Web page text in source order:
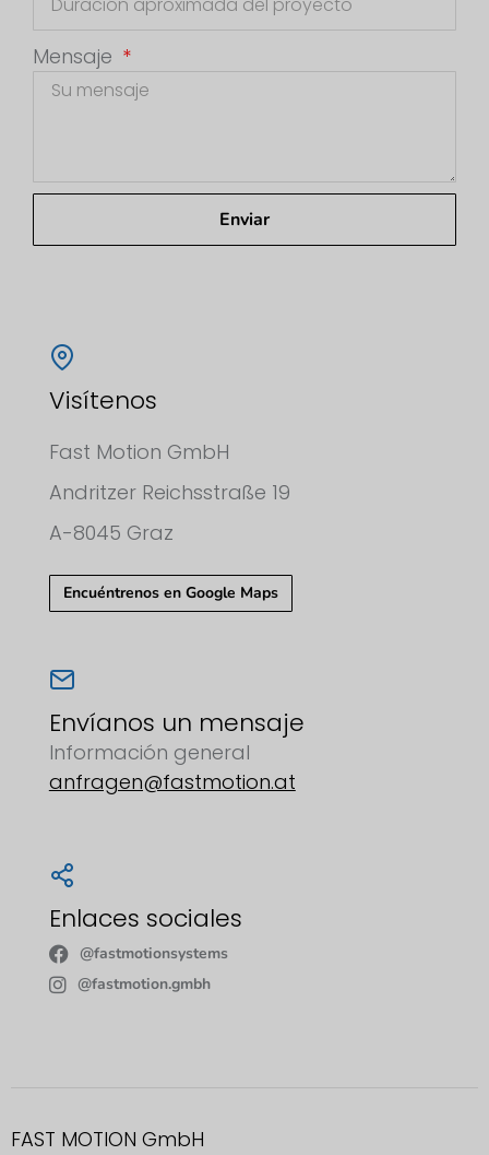
Mensaje
Enviar
Visítenos
Fast Motion GmbH
Andritzer Reichsstraße 19
A-8045 Graz
Encuéntrenos en Google Maps
Envíanos un mensaje
Información general
anfragen@fastmotion.at
Enlaces sociales
@fastmotionsystems
@fastmotion.gmbh
FAST MOTION GmbH